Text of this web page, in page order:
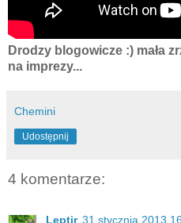
Drodzy blogowicze :) mała
na imprezy...
Chemini
Udostępnij
4 komentarze:
Leptir 31 stycznia 2013